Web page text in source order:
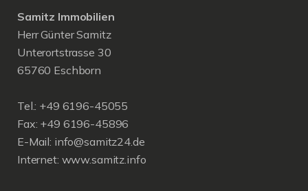
Samitz Immobilien
Herr Günter Samitz
Unterortstrasse 30
65760 Eschborn
Tel.: +49 6196-45055
Fax: +49 6196-45896
E-Mail: info@samitz24.de
Internet: www.samitz.info